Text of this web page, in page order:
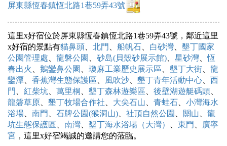
屏東縣恆春鎮恆北路1巷59弄43號
這里x好宿位於屏東縣恆春鎮恆北路1巷59弄43號，鄰近這里
x好宿的景點有貓鼻頭 北門 船帆石 白砂灣
墾丁國家
公園管理處
龍磐公園 砂島(貝殼砂展示館) 星砂灣 、恆
春出火
鵝鑾鼻公園 瓊麻工業歷史展示區 墾丁大街
龍
鑾潭
香蕉灣生態保護區 風吹沙 墾丁青年活動中心
西
門
紅柴坑 萬里桐 墾丁森林遊樂區 後壁湖遊艇碼頭
龍磐草原
墾丁牧場合作社 大尖石山 青蛙石
小灣海水
浴場
南門 石牌公園(猴洞山) 社頂自然公園 關山
龍
坑生態保護區
南灣 墾丁海水浴場（大灣） 東門
廣寧
宮 ，這里x好宿竭誠的邀請您的蒞臨。